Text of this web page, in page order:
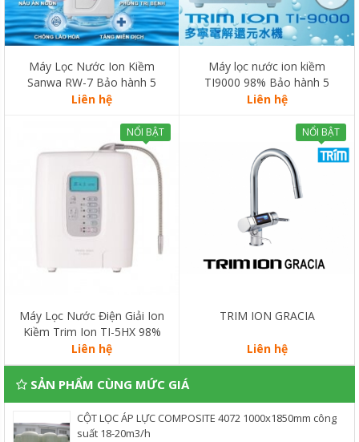
Máy Lọc Nước Ion Kiềm
Sanwa RW-7 Bảo hành 5
năm
Liên hệ
Máy lọc nước ion kiềm
TI9000 98% Bảo hành 5
năm
Liên hệ
NỔI BẬT
Máy Lọc Nước Điện Giải Ion
Kiềm Trim Ion TI-5HX 98%
BẢO HÀNH 5 NĂM
Liên hệ
NỔI BẬT
TRIM ION GRACIA
Liên hệ
SẢN PHẨM CÙNG MỨC GIÁ
CỘT LỌC ÁP LỰC COMPOSITE 4072 1000x1850mm công
suất 18-20m3/h